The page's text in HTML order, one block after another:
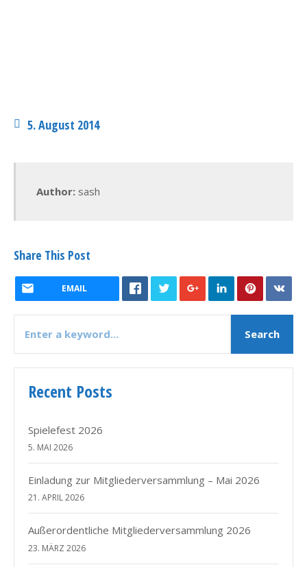
5. August 2014
Author: sash
Share This Post
EMAIL
Recent Posts
Spielefest 2026
5. MAI 2026
Einladung zur Mitgliederversammlung – Mai 2026
21. APRIL 2026
Außerordentliche Mitgliederversammlung 2026
23. MÄRZ 2026